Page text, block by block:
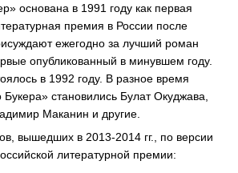
основана в 1991 году как первая
премия в России после
ежегодно за лучший роман
опубликованный в минувшем году.
в 1992 году. В разное время
становились Булат Окуджава,
Маканин и другие.
вышедших в 2013-2014 гг., по версии
литературной премии: